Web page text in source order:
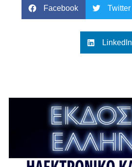
Facebook Twitter
LinkedIn